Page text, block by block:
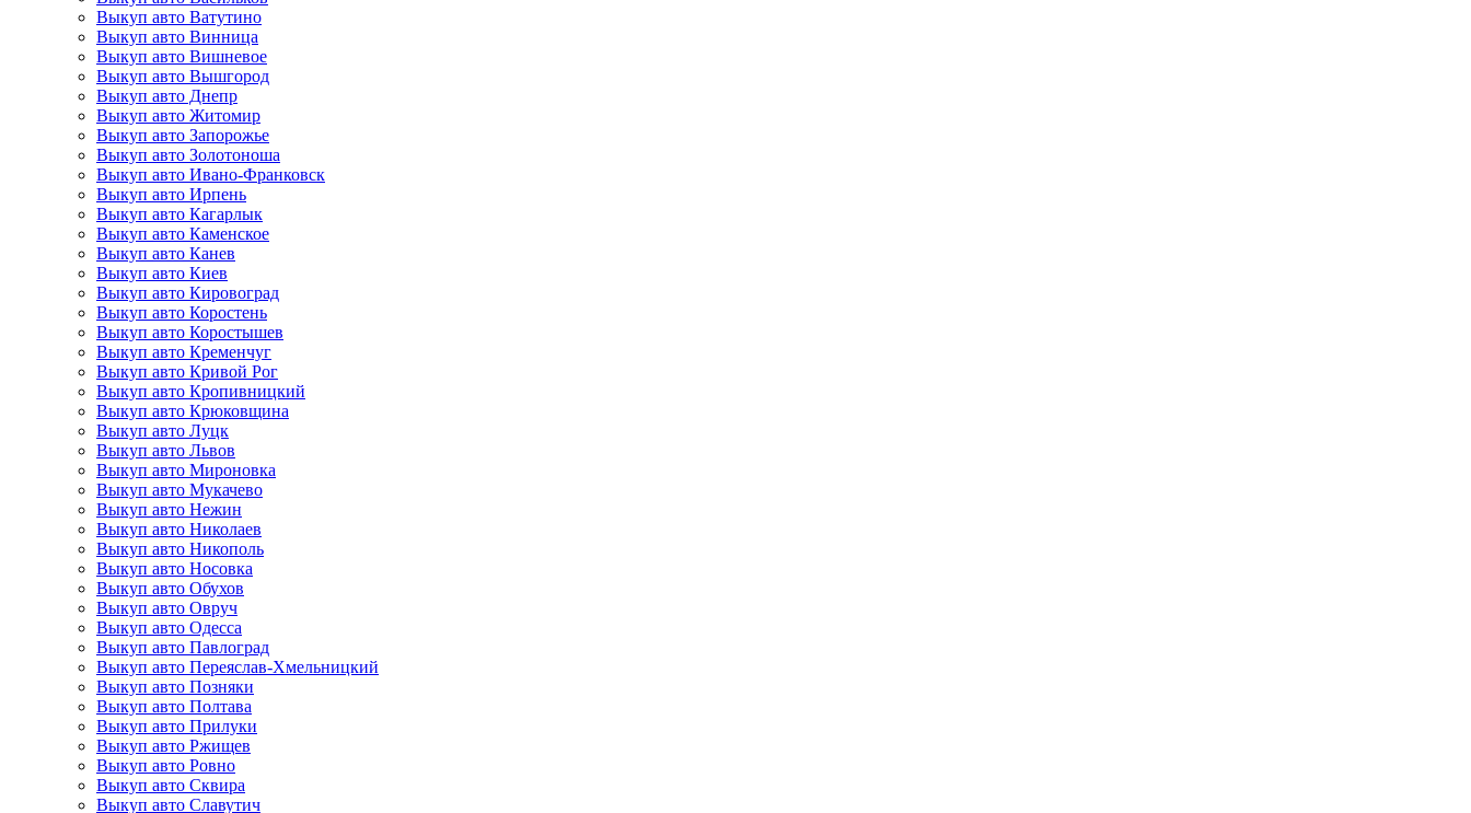
Выкуп авто Ватутино
Выкуп авто Винница
Выкуп авто Вишневое
Выкуп авто Вышгород
Выкуп авто Днепр
Выкуп авто Житомир
Выкуп авто Запорожье
Выкуп авто Золотоноша
Выкуп авто Ивано-Франковск
Выкуп авто Ирпень
Выкуп авто Кагарлык
Выкуп авто Каменское
Выкуп авто Канев
Выкуп авто Киев
Выкуп авто Кировоград
Выкуп авто Коростень
Выкуп авто Коростышев
Выкуп авто Кременчуг
Выкуп авто Кривой Рог
Выкуп авто Кропивницкий
Выкуп авто Крюковщина
Выкуп авто Луцк
Выкуп авто Львов
Выкуп авто Мироновка
Выкуп авто Мукачево
Выкуп авто Нежин
Выкуп авто Николаев
Выкуп авто Никополь
Выкуп авто Носовка
Выкуп авто Обухов
Выкуп авто Овруч
Выкуп авто Одесса
Выкуп авто Павлоград
Выкуп авто Переяслав-Хмельницкий
Выкуп авто Позняки
Выкуп авто Полтава
Выкуп авто Прилуки
Выкуп авто Ржищев
Выкуп авто Ровно
Выкуп авто Сквира
Выкуп авто Славутич